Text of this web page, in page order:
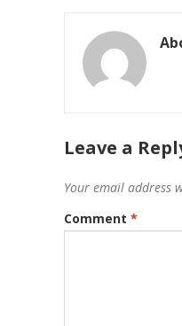
Leave a
Your email address
Comment *